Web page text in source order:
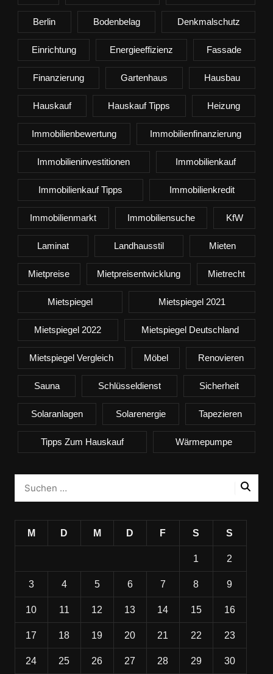
Berlin Bodenbelag Denkmalschutz
Einrichtung Energieeffizienz Fassade
Finanzierung Gartenhaus Hausbau
Hauskauf Hauskauf Tipps Heizung
Immobilienbewertung Immobilienfinanzierung
Immobilieninvestitionen Immobilienkauf
Immobilienkauf Tipps Immobilienkredit
Immobilienmarkt Immobiliensuche KfW
Laminat Landhausstil Mieten
Mietpreise Mietpreisentwicklung Mietrecht
Mietspiegel Mietspiegel 2021
Mietspiegel 2022 Mietspiegel Deutschland
Mietspiegel Vergleich Möbel Renovieren
Sauna Schlüsseldienst Sicherheit
Solaranlagen Solarenergie Tapezieren
Tipps Zum Hauskauf Wärmepumpe
M D M D F S S
1 2
3 4 5 6 7 8 9
10 11 12 13 14 15 16
17 18 19 20 21 22 23
24 25 26 27 28 29 30